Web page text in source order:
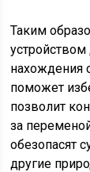
Таким
устройством
нахождения
поможет
позволит
за
обезопасят
другие